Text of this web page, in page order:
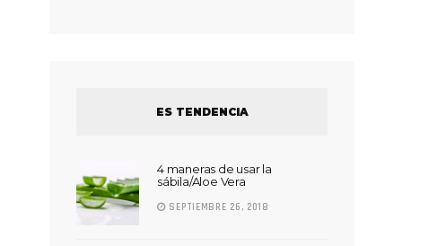
ES TENDENCIA
4 maneras de usar la
sábila/Aloe Vera
SEPTIEMBRE 26, 2018